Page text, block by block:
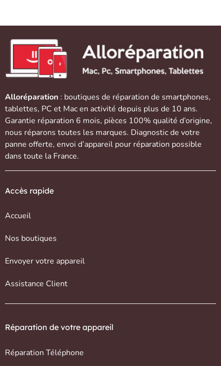
Alloréparation : boutiques de réparation de smartphones,
tablettes, PC et Macen activité depuis plus de 10 ans.
Garantie réparation 6 mois, pièces 100% qualité d’origine,
nous réparons toutes les marques. Diagnostic de votre
panne offerte, envoi d’appareil pour réparation possible
dans toute la France.
Accès rapide
Accueil
Nos boutiques
Envoyer votre appareil
Assistance Client
Réparation de votre appareil
Réparation Téléphone